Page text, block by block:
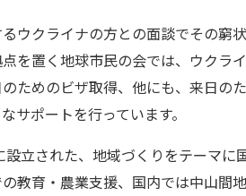
ウクライナの方との面談でその窮
を置く地球市民の会では、ウクラ
ためのビザ取得、他にも、来日の
サポートを行っています。
立された、地域づくりをテーマに
教育・農業支援、国内では中山間